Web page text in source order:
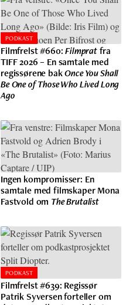
PODKAST
Filmfrelst #660:Filmpratfra
TIFF 2026 – En samtale med
regissørene bakOnce You Shall
Be One of Those Who Lived Long
Ago
Ingen kompromisser: En
samtale med filmskaper Mona
Fastvold om The Brutalist
PODKAST
Filmfrelst #639: Regissør
Patrik Syversen forteller om